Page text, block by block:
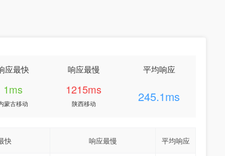
应最快
1ms
蒙古移动
响应最慢
1215ms
陕西移动
平均响应
245.1ms
快 响应最慢 平均响应